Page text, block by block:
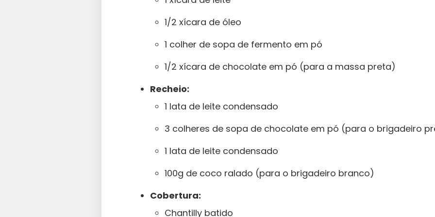
1/2 xícara de óleo
1 colher de sopa de fermento em pó
1/2 xícara de chocolate em pó (para a massa preta)
Recheio:
1 lata de leite condensado
3 colheres de sopa de chocolate em pó (para o brigadeiro
1 lata de leite condensado
100g de coco ralado (para o brigadeiro branco)
Cobertura:
Chantilly batido